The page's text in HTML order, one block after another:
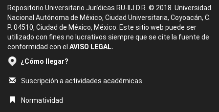
Repositorio Universitario Jurídicas RU-IIJ D.R. © 2018. Universidad
Nacional Autónoma de México, Ciudad Universitaria, Coyoacán, C.
P. 04510, Ciudad de México, México. Este sitio web puede ser
utilizado con fines no lucrativos siempre que se cite la fuente de
conformidad con el AVISO LEGAL.
¿Cómo llegar?
Suscripción a actividades académicas
Normatividad